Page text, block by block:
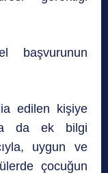
başvurunun
edilen kişiye
da ek bilgi
uygun ve
çocuğun